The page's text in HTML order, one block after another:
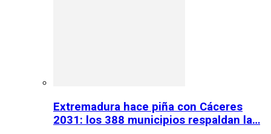
Extremadura hace piña con Cáceres
2031: los 388 municipios respaldan la…